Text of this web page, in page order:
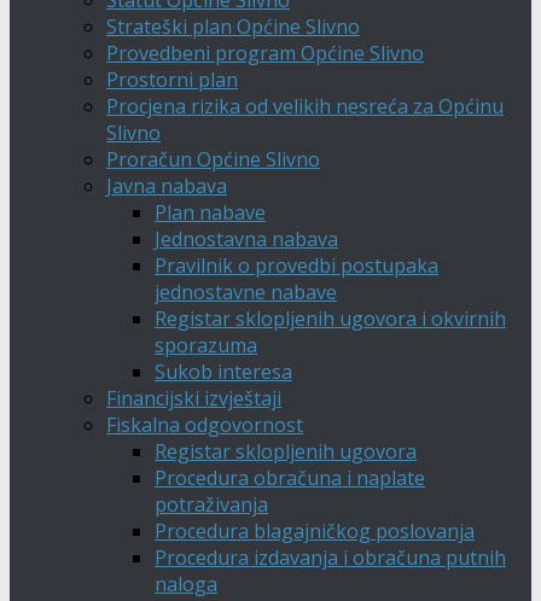
Strateški plan Općine Slivno
Provedbeni program Općine Slivno
Prostorni plan
Procjena rizika od velikih nesreća za Općinu
Slivno
Proračun Općine Slivno
Javna nabava
Plan nabave
Jednostavna nabava
Pravilnik o provedbi postupaka
jednostavne nabave
Registar sklopljenih ugovora i okvirnih
sporazuma
Sukob interesa
Financijski izvještaji
Fiskalna odgovornost
Registar sklopljenih ugovora
Procedura obračuna i naplate
potraživanja
Procedura blagajničkog poslovanja
Procedura izdavanja i obračuna putnih
naloga